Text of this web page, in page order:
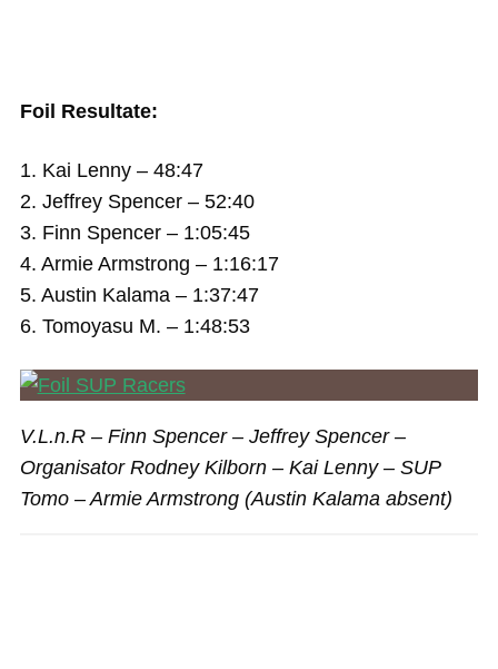
Foil Resultate:
1. Kai Lenny – 48:47
2. Jeffrey Spencer – 52:40
3. Finn Spencer – 1:05:45
4. Armie Armstrong – 1:16:17
5. Austin Kalama – 1:37:47
6. Tomoyasu M. – 1:48:53
V.L.n.R – Finn Spencer – Jeffrey Spencer –
Organisator Rodney Kilborn – Kai Lenny – SUP
Tomo – Armie Armstrong (Austin Kalama absent)